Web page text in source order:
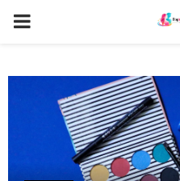
PRIMARY